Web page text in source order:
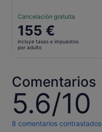
Cancelación gratuita
El
precio
es
por
adulto
155 €
incluye tasas e impuestos
por adulto
Comentarios
5.6/10
5.6
sobre
10
8 comentarios contrastados
8 comentarios